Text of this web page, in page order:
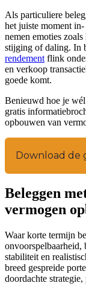
Als particuliere
het juiste moment
nemen emoties
stijging of daling. In
rendement flink
en verkoop
goede komt.
Benieuwd hoe je
gratis
opbouwen van
Download de
Beleggen
vermogen
Waar korte termijn
onvoorspelbaarheid,
stabiliteit en
breed gespreide
doordachte